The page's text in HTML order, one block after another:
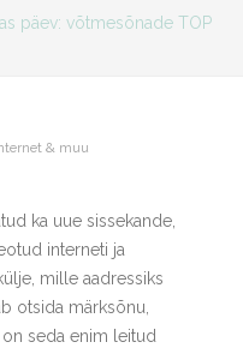
päev: võtmesõnade TOP
& muu
ka uue sissekande,
interneti ja
mille aadressiks
otsida märksõnu,
seda enim leitud